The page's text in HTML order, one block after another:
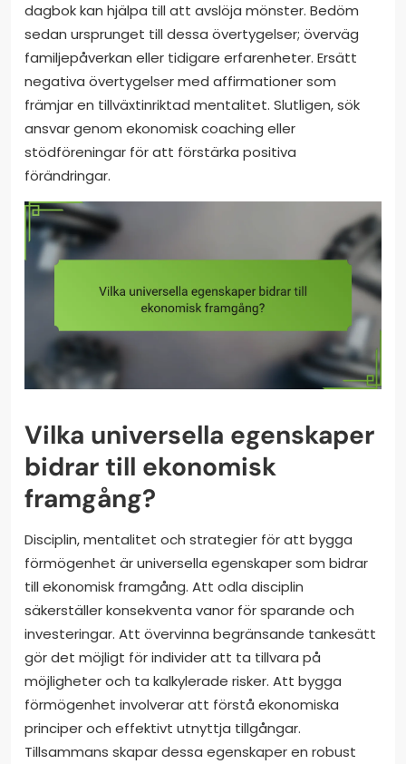
dagbok kan hjälpa till att avslöja mönster. Bedöm
sedan ursprunget till dessa övertygelser; överväg
familjepåverkan eller tidigare erfarenheter. Ersätt
negativa övertygelser med affirmationer som
främjar en tillväxtinriktad mentalitet. Slutligen, sök
ansvar genom ekonomisk coaching eller
stödföreningar för att förstärka positiva
förändringar.
Vilka universella egenskaper
bidrar till ekonomisk
framgång?
Disciplin, mentalitet och strategier för att bygga
förmögenhet är universella egenskaper som bidrar
till ekonomisk framgång. Att odla disciplin
säkerställer konsekventa vanor för sparande och
investeringar. Att övervinna begränsande tankesätt
gör det möjligt för individer att ta tillvara på
möjligheter och ta kalkylerade risker. Att bygga
förmögenhet involverar att förstå ekonomiska
principer och effektivt utnyttja tillgångar.
Tillsammans skapar dessa egenskaper en robust